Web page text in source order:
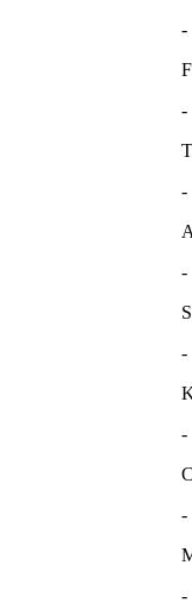
-
-
-
-
-
-
-
-